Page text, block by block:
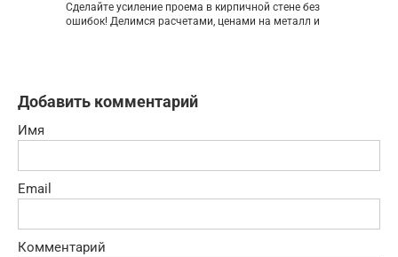
Сделайте усиление проема в кирпичной стене без
ошибок! Делимся расчетами, ценами на металл и
Добавить комментарий
Имя
Email
Комментарий